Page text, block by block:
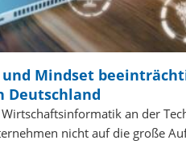
Mindset
Deutschland
an der
nicht auf die große